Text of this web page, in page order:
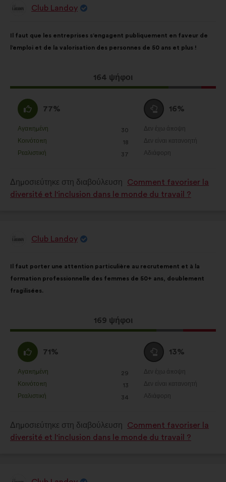
ΠρότασηClub Landoy
της
πρότασης:
Il faut que les entreprises s’engagent publiquement en faveur de
l’emploi et de la valorisation des personnes de 50 ans et plus !
Η
πρόταση
164 ψήφοι
κατανομή:
Συμφωνώ
:
77%
ως
εξής:
Αγαπημένη
: 30
φορές
Κοινότοπη
: 18
φορές
Ρεαλιστική
: 37
φορές
Ουδέτερη
ψήφος
:
16%
ως
εξής:
Δεν έχω άποψη
:φορές
Δεν είναι κατανοητή
:φορές
Αδιάφορη
φορές
Δημοσιεύτηκε στη διαβούλευση
Comment favoriser la
diversité et l'inclusion dans le monde du travail ?
ΠρότασηClub Landoy
της
πρότασης:
Il faut porter une attention particulière au recrutement et à la
formation professionnelle des femmes de 50+ ans, doublement
fragilisées.
Η
πρόταση
169 ψήφοι
κατανομή:
Συμφωνώ
:
71%
ως
εξής:
Αγαπημένη
: 29
φορές
Κοινότοπη
: 13
φορές
Ρεαλιστική
: 34
φορές
Ουδέτερη
ψήφος
:
13%
ως
εξής:
Δεν έχω άποψη
:φορές
Δεν είναι κατανοητή
:φορές
Αδιάφορη
φορές
Δημοσιεύτηκε στη διαβούλευση
Comment favoriser la
diversité et l'inclusion dans le monde du travail ?